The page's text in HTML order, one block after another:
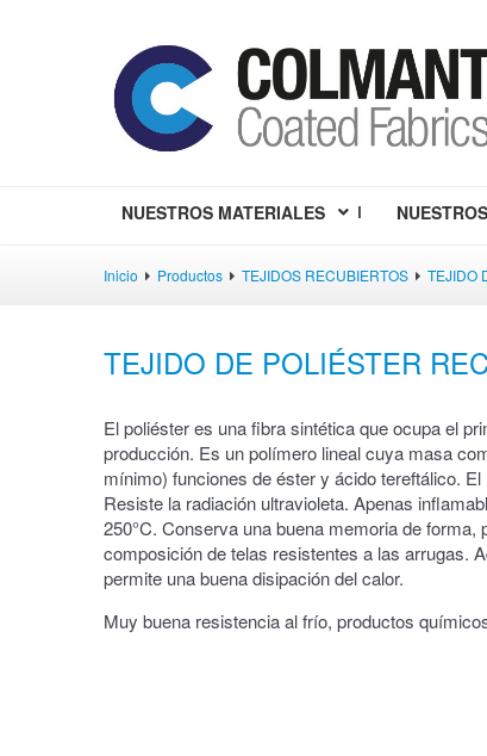
NUESTROS MATERIALES
Inicio Productos TEJIDOS RECUBIERTOS TEJIDO
TEJIDO DE POLIÉSTER
El poliéster es una fibra sintética que ocupa el
producción. Es un polímero lineal cuya masa
mínimo) funciones de éster y ácido tereftálico.
Resiste la radiación ultravioleta. Apenas
250°C. Conserva una buena memoria de forma,
composición de telas resistentes a las arrugas.
permite una buena disipación del calor.
Muy buena resistencia al frío, productos